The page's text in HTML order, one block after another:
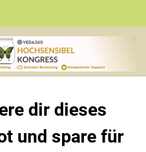
dir dieses
und spare für